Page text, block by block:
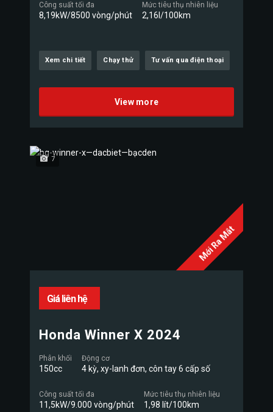
Công suất tối đa
8,19kW/8500 vòng/phút
Mức tiêu thụ nhiên liệu
2,16l/100km
Xem chi tiết Chạy thử Tư vấn qua điện thoại
View more
Mới Ra Mắt
7
Giá liên hệ
Honda Winner X 2024
Phân khối
150cc
Động cơ
4 kỳ, xy-lanh đơn, côn tay 6 cấp số
Công suất tối đa
11,5kW/9.000 vòng/phút
Mức tiêu thụ nhiên liệu
1,98 lít/100km